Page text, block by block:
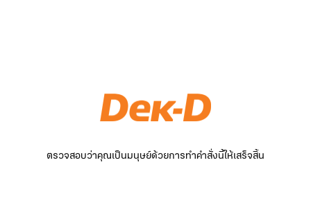
ตรวจสอบว่าคุณเป็นมนุษย์ด้วยการทำคำสั่งนี้ให้เสร็จสิ้น